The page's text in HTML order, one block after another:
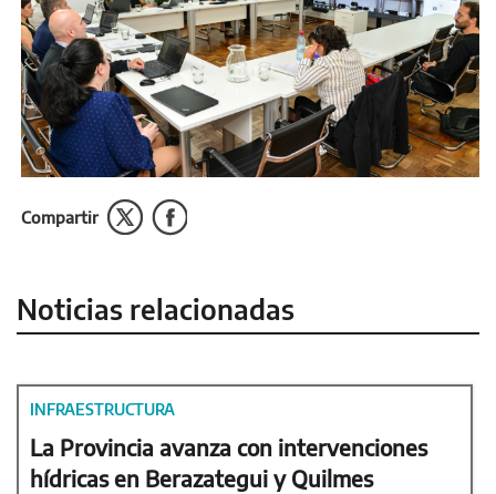
Compartir
Noticias relacionadas
INFRAESTRUCTURA
La Provincia avanza con intervenciones
hídricas en Berazategui y Quilmes